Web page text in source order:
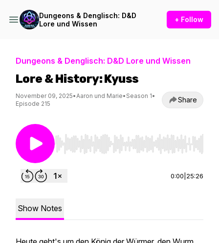
Dungeons & Denglisch: D&D
Lore und Wissen
+ Follow
Dungeons & Denglisch: D&D Lore und Wissen
Lore & History: Kyuss
November 09, 2025•Aaron und Marie• Season 1•
Episode 215
Share
Use Left/Right to seek, Home/End to jump to
0:00 25:26
Show Notes